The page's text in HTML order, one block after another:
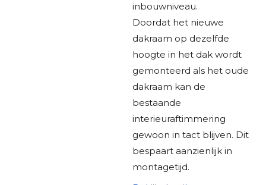
inbouwniveau.
Doordat het nieuwe
dakraam op dezelfde
hoogte in het dak wordt
gemonteerd als het oude
dakraam kan de
bestaande
interieuraftimmering
gewoon in tact blijven. Dit
bespaart aanzienlijk in
montagetijd.